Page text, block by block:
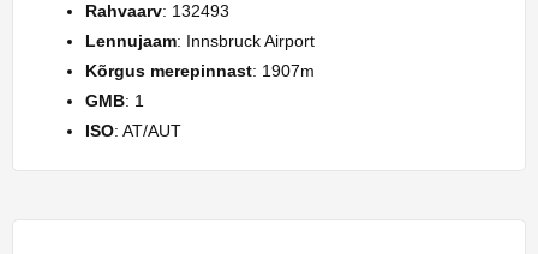
Rahvaarv: 132493
Lennujaam: Innsbruck Airport
Kõrgus merepinnast: 1907m
GMB: 1
ISO: AT/AUT